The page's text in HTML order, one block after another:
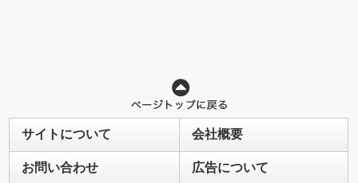
サイトについて 会社概要
お問い合わせ 広告について